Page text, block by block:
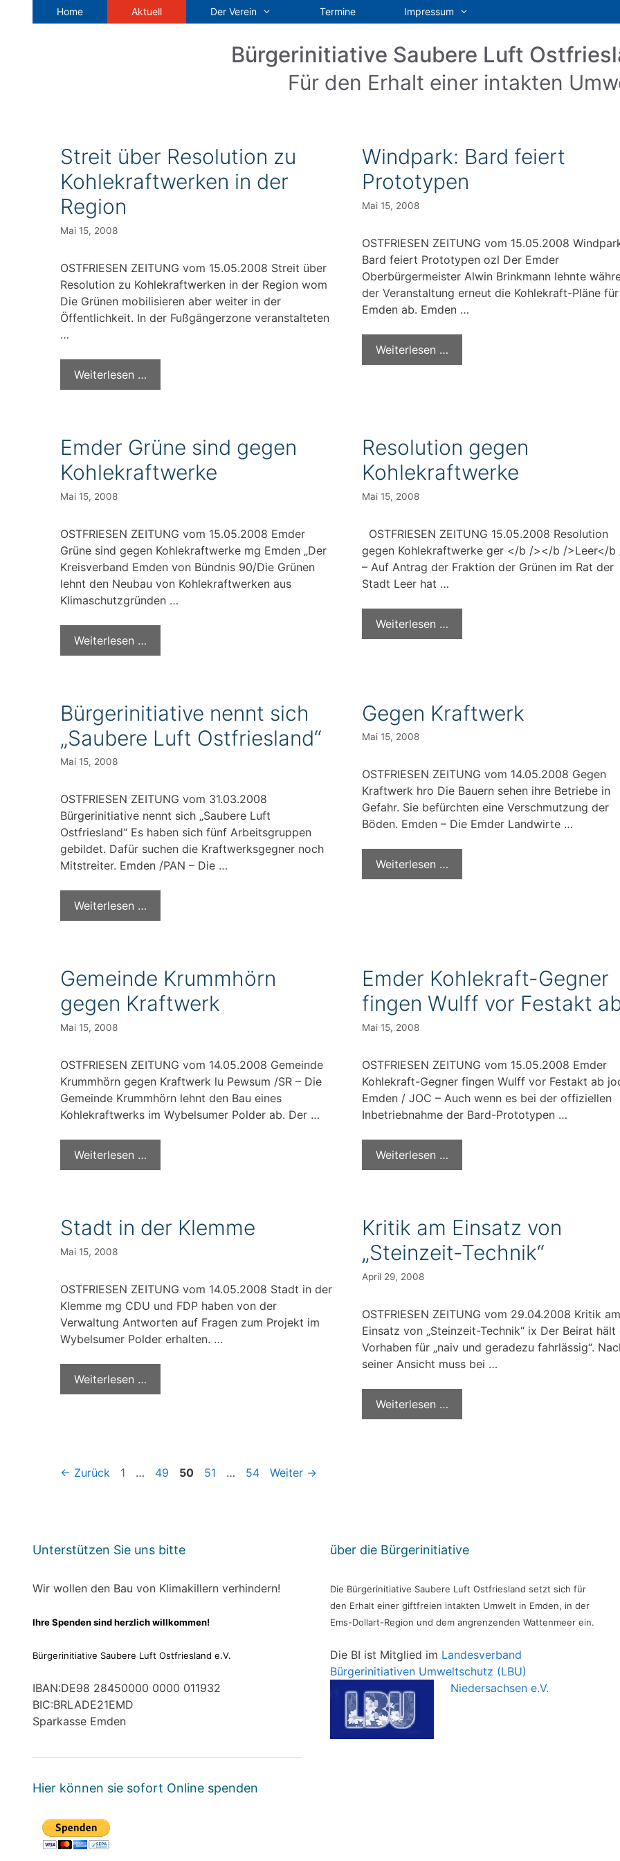
Home Aktuell Der Verein Termine Impressum
Bürgerinitiative Saubere Luft
Für den Erhalt einer intakten
Streit über Resolution zu
Kohlekraftwerken in der
Region
Mai 15, 2008
OSTFRIESEN ZEITUNG vom 15.05.2008 Streit über
Resolution zu Kohlekraftwerken in der Region wom
Die Grünen mobilisieren aber weiter in der
Öffentlichkeit. In der Fußgängerzone veranstalteten
…
Weiterlesen …
Windpark: Bard feiert
Prototypen
Mai 15, 2008
OSTFRIESEN ZEITUNG vom 15.05.2008
Bard feiert Prototypen ozl Der Emder
Oberbürgermeister Alwin Brinkmann lehnte
der Veranstaltung erneut die Kohlekraft-Pläne für
Emden ab. Emden …
Weiterlesen …
Emder Grüne sind gegen
Kohlekraftwerke
Mai 15, 2008
OSTFRIESEN ZEITUNG vom 15.05.2008 Emder
Grüne sind gegen Kohlekraftwerke mg Emden „Der
Kreisverband Emden von Bündnis 90/Die Grünen
lehnt den Neubau von Kohlekraftwerken aus
Klimaschutzgründen …
Weiterlesen …
Resolution gegen
Kohlekraftwerke
Mai 15, 2008
OSTFRIESEN ZEITUNG 15.05.2008 Resolution
gegen Kohlekraftwerke ger </b /></b />Leer</b
– Auf Antrag der Fraktion der Grünen im Rat der
Stadt Leer hat …
Weiterlesen …
Bürgerinitiative nennt sich
„Saubere Luft Ostfriesland“
Mai 15, 2008
OSTFRIESEN ZEITUNG vom 31.03.2008
Bürgerinitiative nennt sich „Saubere Luft
Ostfriesland“ Es haben sich fünf Arbeitsgruppen
gebildet. Dafür suchen die Kraftwerksgegner noch
Mitstreiter. Emden /PAN – Die …
Weiterlesen …
Gegen Kraftwerk
Mai 15, 2008
OSTFRIESEN ZEITUNG vom 14.05.2008 Gegen
Kraftwerk hro Die Bauern sehen ihre Betriebe in
Gefahr. Sie befürchten eine Verschmutzung der
Böden. Emden – Die Emder Landwirte …
Weiterlesen …
Gemeinde Krummhörn
gegen Kraftwerk
Mai 15, 2008
OSTFRIESEN ZEITUNG vom 14.05.2008 Gemeinde
Krummhörn gegen Kraftwerk lu Pewsum /SR – Die
Gemeinde Krummhörn lehnt den Bau eines
Kohlekraftwerks im Wybelsumer Polder ab. Der …
Weiterlesen …
Emder Kohlekraft-Gegner
fingen Wulff vor Festakt
Mai 15, 2008
OSTFRIESEN ZEITUNG vom 15.05.2008 Emder
Kohlekraft-Gegner fingen Wulff vor Festakt ab
Emden / JOC – Auch wenn es bei der offiziellen
Inbetriebnahme der Bard-Prototypen …
Weiterlesen …
Stadt in der Klemme
Mai 15, 2008
OSTFRIESEN ZEITUNG vom 14.05.2008 Stadt in der
Klemme mg CDU und FDP haben von der
Verwaltung Antworten auf Fragen zum Projekt im
Wybelsumer Polder erhalten. …
Weiterlesen …
Kritik am Einsatz von
„Steinzeit-Technik“
April 29, 2008
OSTFRIESEN ZEITUNG vom 29.04.2008 Kritik
Einsatz von „Steinzeit-Technik“ ix Der Beirat hält
Vorhaben für „naiv und geradezu fahrlässig“.
seiner Ansicht muss bei …
Weiterlesen …
← Zurück Seite
1 … Seite
49 Seite
50 Seite
51 … Seite
54 Weiter →
Unterstützen Sie uns bitte
Wir wollen den Bau von Klimakillern verhindern!
Ihre Spenden sind herzlich willkommen!
Bürgerinitiative Saubere Luft Ostfriesland e.V.
IBAN:DE98 28450000 0000 011932
BIC:BRLADE21EMD
Sparkasse Emden
Hier können sie sofort Online spenden
über die Bürgerinitiative
Die Bürgerinitiative Saubere Luft Ostfriesland setzt sich für
den Erhalt einer giftfreien intakten Umwelt in Emden, in der
Ems-Dollart-Region und dem angrenzenden Wattenmeer ein.
Die BI ist Mitglied im Landesverband
Bürgerinitiativen Umweltschutz (LBU)
Niedersachsen e.V.